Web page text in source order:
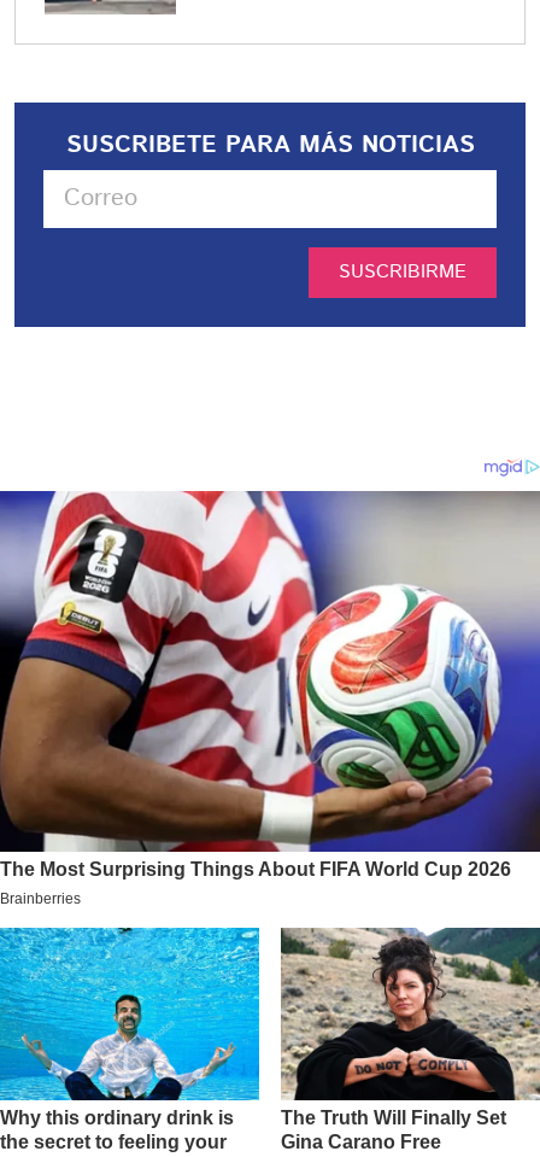
SUSCRIBETE PARA MÁS NOTICIAS
SUSCRIBIRME